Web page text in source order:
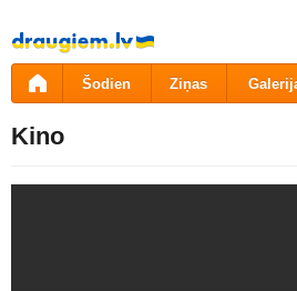
Pāriet
uz
saturu
Šodien Ziņas
Kino